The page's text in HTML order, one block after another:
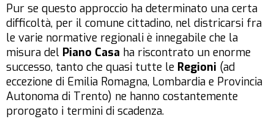
Pur se questo approccio ha determinato una certa
difficoltà, per il comune cittadino, nel districarsi fra
le varie normative regionali è innegabile che la
misura del Piano Casa ha riscontrato un enorme
successo, tanto che quasi tutte le Regioni (ad
eccezione di Emilia Romagna, Lombardia e Provincia
Autonoma di Trento) ne hanno costantemente
prorogato i termini di scadenza.